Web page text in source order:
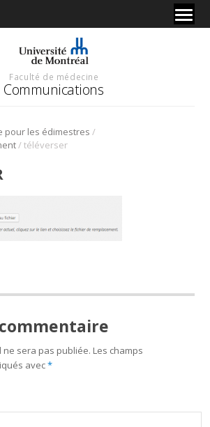
Faculté de médecine
Communications
pour les édimestres /
/téléverser
sera pas publiée. Les champs
avec*